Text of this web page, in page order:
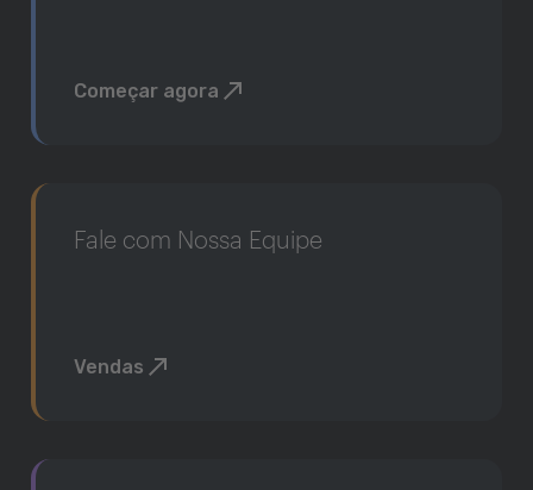
Começar agora
Fale com Nossa Equipe
Vendas